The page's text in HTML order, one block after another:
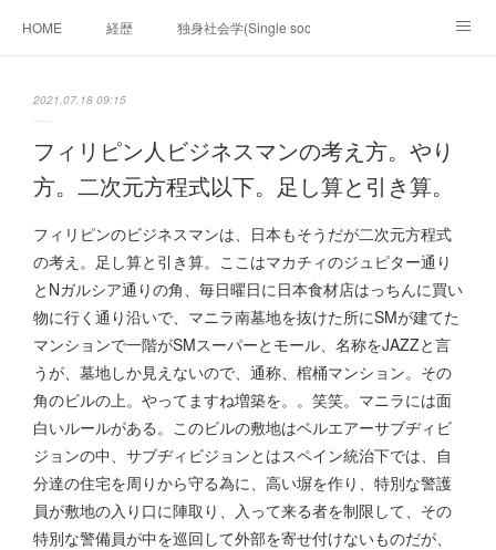
HOME 経歴 独身社会学(Single sociology)と高齢化社会学
移動出来て、工場で作る建物。未来２１００研究所
「心神の夢想２０２０」 フィリピンマンションは買うべきでは無い理由は全
海外生活の掟
フィリピンの問題点 フィリピンの歴史
フィリピン経済談義 ファッションを考える 漫画
未来２１００研究所他のアイデアマニラ男の手料理 総集編
https://globalclub.amebaownd.com/
2021.07.18 09:15
フィリピン人ビジネスマンの考え方。やり
方。二次元方程式以下。足し算と引き算。
フィリピンのビジネスマンは、日本もそうだが二次元方程式
の考え。足し算と引き算。ここはマカチィのジュピター通り
とNガルシア通りの角、毎日曜日に日本食材店はっちんに買い
物に行く通り沿いで、マニラ南墓地を抜けた所にSMが建てた
マンションで一階がSMスーパーとモール、名称をJAZZと言
うが、墓地しか見えないので、通称、棺桶マンション。その
角のビルの上。やってますね増築を。。笑笑。マニラには面
白いルールがある。このビルの敷地はベルエアーサブヂィビ
ジョンの中、サブヂィビジョンとはスペイン統治下では、自
分達の住宅を周りから守る為に、高い塀を作り、特別な警護
員が敷地の入り口に陣取り、入って来る者を制限して、その
特別な警備員が中を巡回して外部を寄せ付けないものだが、